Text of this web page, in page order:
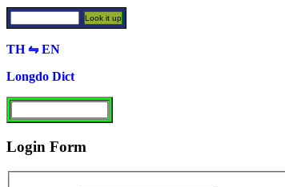
TH ⇋ EN
Longdo Dict
Login Form